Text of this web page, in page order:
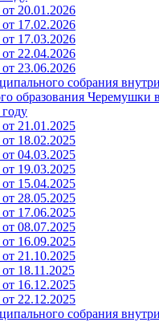
20.01.2026
17.02.2026
17.03.2026
22.04.2026
23.06.2026
собрания
образования Черемушки
21.01.2025
18.02.2025
04.03.2025
19.03.2025
15.04.2025
28.05.2025
17.06.2025
08.07.2025
16.09.2025
21.10.2025
18.11.2025
16.12.2025
22.12.2025
собрания